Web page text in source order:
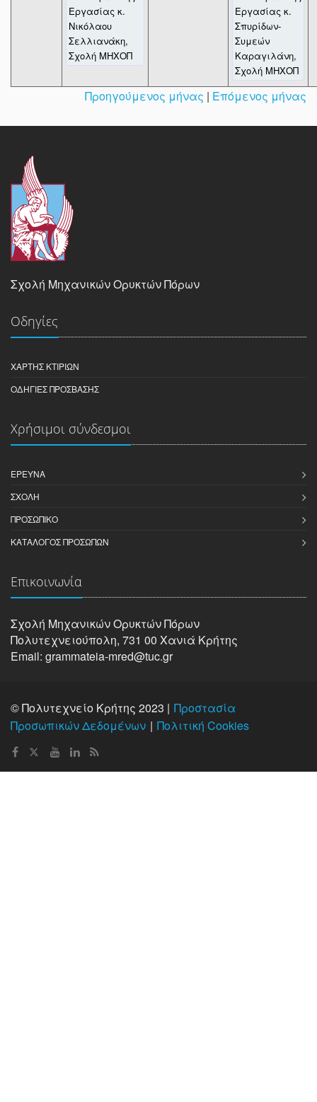
Εργασίας κ.
Νικόλαου
Σελλιανάκη,
Σχολή ΜΗΧΟΠ
Εργασίας κ.
Σπυρίδων-
Συμεών
Καραγιλάνη,
Σχολή ΜΗΧΟΠ
Προηγούμενος μήνας | Επόμενος μήνας
Σχολή Μηχανικών Ορυκτών Πόρων
Οδηγίες
ΧΆΡΤΗΣ ΚΤΙΡΊΩΝ
ΟΔΗΓΊΕΣ ΠΡΌΣΒΑΣΗΣ
Χρήσιμοι σύνδεσμοι
ΈΡΕΥΝΑ
ΣΧΟΛΉ
ΠΡΟΣΩΠΙΚΌ
ΚΑΤΆΛΟΓΟΣ ΠΡΟΣΏΠΩΝ
Επικοινωνία
Σχολή Μηχανικών Oρυκτών Πόρων
Πολυτεχνειούπολη, 731 00 Χανιά Κρήτης
Email: grammateia-mred@tuc.gr
© Πολυτεχνείο Κρήτης 2023 | Προστασία
Προσωπικών Δεδομένων
Πολιτική Cookies